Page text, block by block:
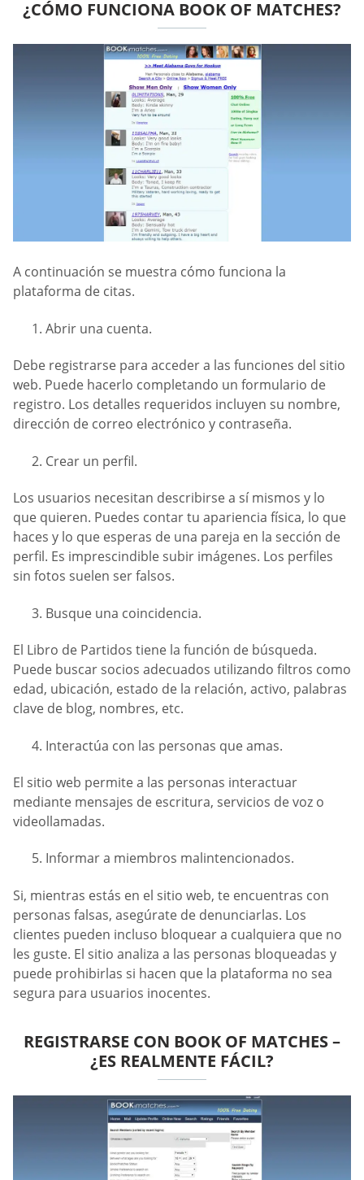
¿CÓMO FUNCIONA BOOK OF MATCHES?
A continuación se muestra cómo funciona la
plataforma de citas.
Abrir una cuenta.
Debe registrarse para acceder a las funciones del sitio
web. Puede hacerlo completando un formulario de
registro. Los detalles requeridos incluyen su nombre,
dirección de correo electrónico y contraseña.
Crear un perfil.
Los usuarios necesitan describirse a sí mismos y lo
que quieren. Puedes contar tu apariencia física, lo que
haces y lo que esperas de una pareja en la sección de
perfil. Es imprescindible subir imágenes. Los perfiles
sin fotos suelen ser falsos.
Busque una coincidencia.
El Libro de Partidos tiene la función de búsqueda.
Puede buscar socios adecuados utilizando filtros como
edad, ubicación, estado de la relación, activo, palabras
clave de blog, nombres, etc.
Interactúa con las personas que amas.
El sitio web permite a las personas interactuar
mediante mensajes de escritura, servicios de voz o
videollamadas.
Informar a miembros malintencionados.
Si, mientras estás en el sitio web, te encuentras con
personas falsas, asegúrate de denunciarlas. Los
clientes pueden incluso bloquear a cualquiera que no
les guste. El sitio analiza a las personas bloqueadas y
puede prohibirlas si hacen que la plataforma no sea
segura para usuarios inocentes.
REGISTRARSE CON BOOK OF MATCHES –
¿ES REALMENTE FÁCIL?